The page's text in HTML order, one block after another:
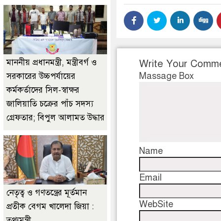
Write Your
Massage Box
Name
Email
WebSite
মাননীয় প্রধানমন্ত্রী, মন্ত্রীবর্গ ও
সরকারের উচ্চপর্যায়ের
কর্মকর্তাদের সিল-স্বাক্ষর
জালিয়াতি চক্রের পাঁচ সদস্য
গ্রেফতার; বিপুল আলামত উদ্ধার
নেতৃত্ব ও গণতন্ত্রের মূর্তমান
প্রতীক বেগম খালেদা জিয়া :